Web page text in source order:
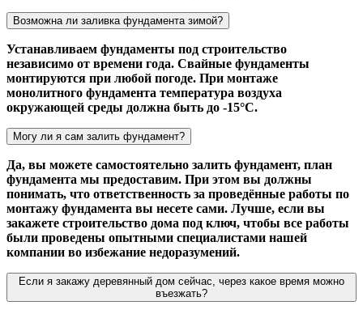
Возможна ли заливка фундамента зимой?
Устанавливаем фундаменты под строительство
независимо от времени года. Свайные фундаменты
монтируются при любой погоде. При монтаже
монолитного фундамента температура воздуха
окружающей среды должна быть до -15°С.
Могу ли я сам залить фундамент?
Да, вы можете самостоятельно залить фундамент, план
фундамента мы предоставим. При этом вы должны
понимать, что ответственность за проведённые работы по
монтажу фундамента вы несете сами. Лучше, если вы
закажете строительство дома под ключ, чтобы все работы
были проведены опытными специалистами нашей
компании во избежание недоразумений.
Если я закажу деревянный дом сейчас, через какое время можно
въезжать?